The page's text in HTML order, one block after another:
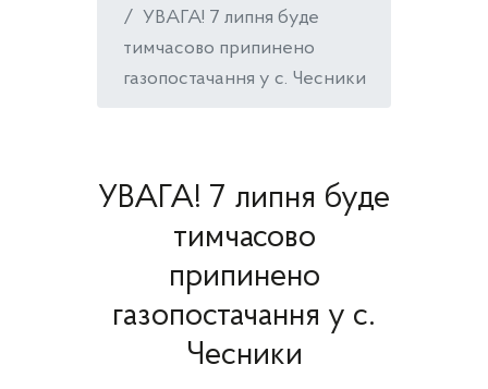
УВАГА! 7 липня буде
тимчасово припинено
газопостачання у с. Чесники
УВАГА! 7 липня буде
тимчасово
припинено
газопостачання у с.
Чесники